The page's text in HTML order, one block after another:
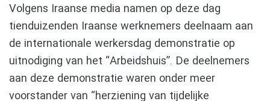
Volgens Iraanse media namen op deze dag
tienduizenden Iraanse werknemers deelnaam aan
de internationale werkersdag demonstratie op
uitnodiging van het “Arbeidshuis”. De deelnemers
aan deze demonstratie waren onder meer
voorstander van “herziening van tijdelijke